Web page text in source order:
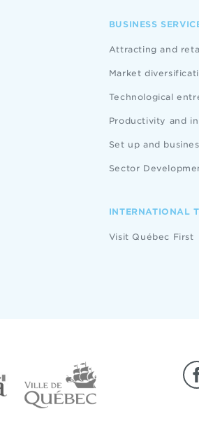
BUSINESS
Attracting and
Market
Technological
Productivity and
Set up and
Sector
INTERNATIONAL
Visit Québec First